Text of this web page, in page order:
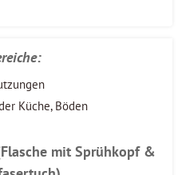
Küche, Böden
mit Sprühkopf &